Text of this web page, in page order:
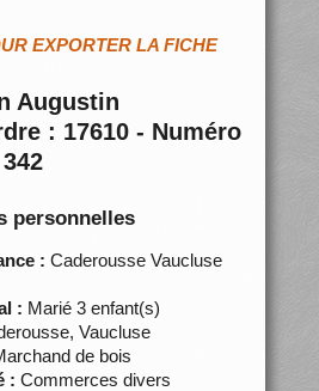
EXPORTER LA FICHE
Augustin
: 17610 - Numéro
personnelles
: Caderousse Vaucluse
: Marié 3 enfant(s)
Vaucluse
de bois
: Commerces divers